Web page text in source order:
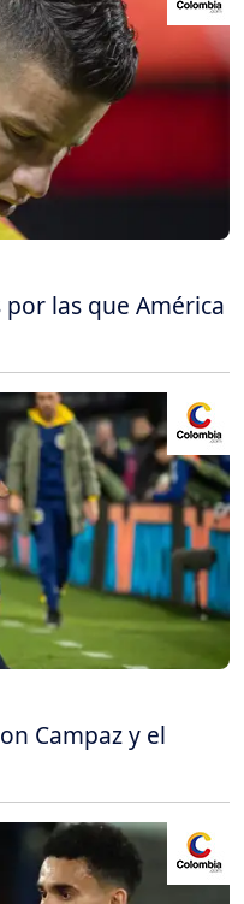
por las que América
Campaz y el